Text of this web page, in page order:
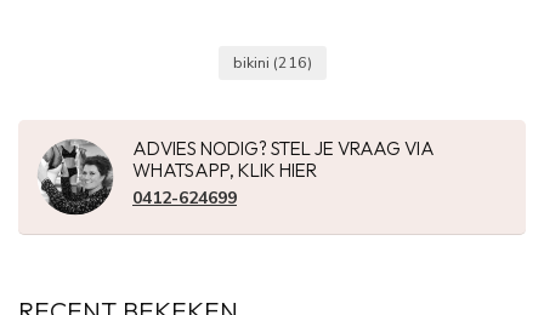
bikini (216)
ADVIES NODIG? STEL JE VRAAG VIA
WHATSAPP, KLIK HIER
0412-624699